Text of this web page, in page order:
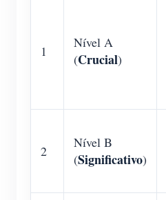
1
Nível A
(Crucial)
2
Nível B
(Significativo)